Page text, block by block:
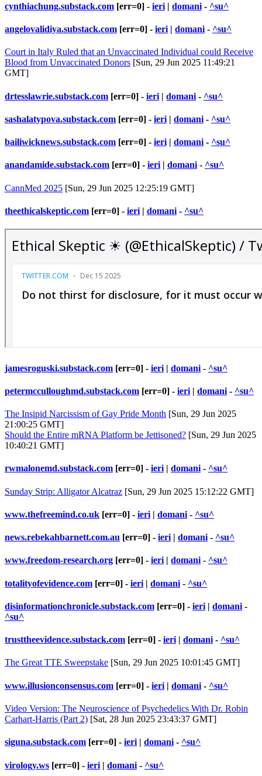
cynthiachung.substack.com [err=0] - ieri | domani - ^su^
angelovalidiya.substack.com [err=0] - ieri | domani - ^su^
Court in Italy Ruled that an Unvaccinated Individual could Receive
Blood from Unvaccinated Donors [Sun, 29 Jun 2025 11:49:21
GMT]
drtesslawrie.substack.com [err=0] - ieri | domani - ^su^
sashalatypova.substack.com [err=0] - ieri | domani - ^su^
bailiwicknews.substack.com [err=0] - ieri | domani - ^su^
anandamide.substack.com [err=0] - ieri| domani- ^su^
CannMed 2025 [Sun, 29 Jun 2025 12:25:19 GMT]
theethicalskeptic.com [err=0] - ieri | domani - ^su^
jamesroguski.substack.com [err=0] - ieri | domani - ^su^
petermcculloughmd.substack.com [err=0] - ieri | domani - ^su^
The Insipid Narcissism of Gay Pride Month [Sun, 29 Jun 2025
21:00:25 GMT]
Should the Entire mRNA Platform be Jettisoned? [Sun, 29 Jun 2025
10:40:21 GMT]
rwmalonemd.substack.com [err=0] - ieri | domani - ^su^
Sunday Strip: Alligator Alcatraz [Sun, 29 Jun 2025 15:12:22 GMT]
www.thefreemind.co.uk [err=0] - ieri | domani - ^su^
news.rebekahbarnett.com.au [err=0] - ieri | domani - ^su^
www.freedom-research.org [err=0] - ieri | domani - ^su^
totalityofevidence.com [err=0] - ieri | domani - ^su^
disinformationchronicle.substack.com [err=0] - ieri | domani -
^su^
trusttheevidence.substack.com [err=0] - ieri | domani - ^su^
The Great TTE Sweepstake [Sun, 29 Jun 2025 10:01:45 GMT]
www.illusionconsensus.com [err=0] - ieri | domani - ^su^
Video Version: The Neuroscience of Psychedelics With Dr. Robin
Carhart-Harris (Part 2) [Sat, 28 Jun 2025 23:43:37 GMT]
siguna.substack.com [err=0] - ieri | domani - ^su^
virology.ws [err=0] - ieri | domani - ^su^